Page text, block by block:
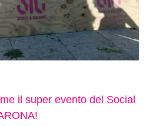
il super evento del Social